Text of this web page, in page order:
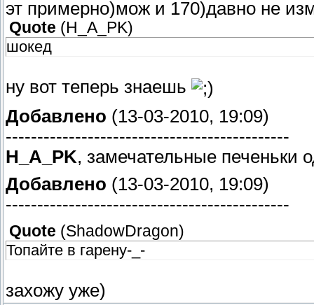
эт примерно)мож и 170)давно не
Quote ( H_A_PK)
шокед
ну вот теперь знаешь
Добавлено (13-03-2010, 19:09)
---------------------------------------------
H_A_PK, замечательные печеньки
Добавлено (13-03-2010, 19:09)
---------------------------------------------
Quote (ShadowDragon)
Топайте в гарену-_-
захожу уже)